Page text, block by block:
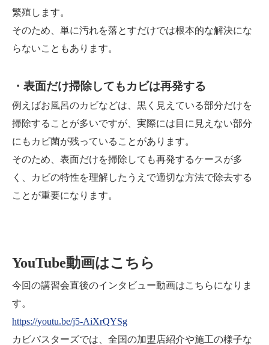
繁殖します。
そのため、単に汚れを落とすだけでは根本的な解決にな
らないこともあります。
・表面だけ掃除してもカビは再発する
例えばお風呂のカビなどは、黒く見えている部分だけを
掃除することが多いですが、実際には目に見えない部分
にもカビ菌が残っていることがあります。
そのため、表面だけを掃除しても再発するケースが多
く、カビの特性を理解したうえで適切な方法で除去する
ことが重要になります。
YouTube動画はこちら
今回の講習会直後のインタビュー動画はこちらになりま
す。
https://youtu.be/j5-AiXrQYSg
カビバスターズでは、全国の加盟店紹介や施工の様子な